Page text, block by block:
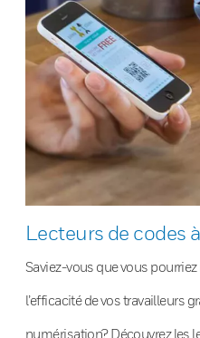
Lecteurs de codes
Saviez-vous que vous
l’efficacité de vos travailleurs
numérisation? Découvrez les